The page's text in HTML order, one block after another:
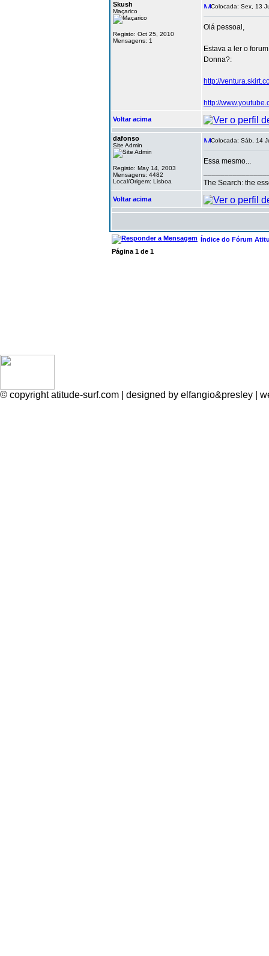
Skush
Maçarico
Registo: Oct 25, 2010
Mensagens: 1
Colocada: Sex, 13
Olá pessoal,
Estava a ler o
Donna?:
http://
http://
Voltar acima
dafonso
Site Admin
Registo: May 14, 2003
Mensagens: 4482
Local/Origem: Lisboa
Colocada: Sáb, 14
Essa mesmo...
The Search: the
Voltar acima
Índice do Fórum
Página 1 de 1
© copyright atitude-surf.com | designed by elfangio&presley |